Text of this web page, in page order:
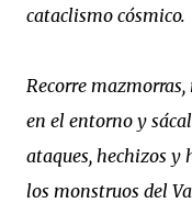
cataclismo cósmico.
Recorre
en el entorno y
ataques, hechizos y
los monstruos del